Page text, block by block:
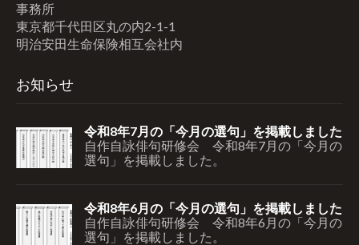
事務所
東京都千代田区丸の内2-1-1
明治安田生命保険相互会社内
お知らせ
令和8年7月の「今月の選句」を掲載しました
自作自詠俳句研修会 令和8年7月の「今月の
選句」を掲載しました。
令和8年6月の「今月の選句」を掲載しました
自作自詠俳句研修会 令和8年6月の「今月の
選句」を掲載しました。